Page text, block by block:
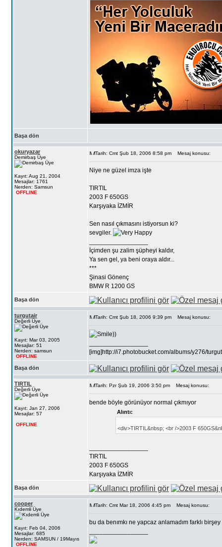
Başa dön
okuryazar
Demirbaş Üye
Kayıt: Aug 21, 2004
Mesajlar: 1761
Nerden: Samsun
OFFLINE
Tarih: Cmt Şub 18, 2006 8:58 pm Mesaj konusu:
Niye ne güzel imza işte
TIRTIL
2003 F 650GS
Karşıyaka İZMİR
Sen nasıl çıkmasını istiyorsun ki?
sevgiler.
İçimden şu zalim şüpheyi kaldır,
Ya sen gel, ya beni oraya aldır...
***
Şinasi Gönenç
BMW R 1200 GS
Başa dön
turgutair
Değerli Üye
Kayıt: Mar 03, 2005
Mesajlar: 51
Nerden: samsun
OFFLINE
Tarih: Cmt Şub 18, 2006 9:39 pm Mesaj konusu:
))
[img]http://i7.photobucket.com/albums/y276/
Başa dön
TIRTIL
Değerli Üye
Kayıt: Jan 27, 2006
Mesajlar: 57
OFFLINE
Tarih: Pzr Şub 19, 2006 3:50 pm Mesaj konusu:
bende böyle görünüyor normal çıkmıyor
Alıntı:
<div>TIRTIL&nbsp; <br />2003 F
TIRTIL
2003 F 650GS
Karşıyaka İZMİR
Başa dön
cooper
Kıdemli Üye
Kayıt: Feb 04, 2006
Mesajlar: 685
Nerden: SAMSUN / 19Mayıs
OFFLINE
Tarih: Cmt Mar 18, 2006 4:45 pm Mesaj konusu:
bu da benımkı ne yapcaz anlamadım farklı